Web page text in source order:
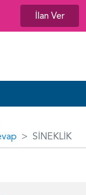
İlan Ver
SİNEKLİK